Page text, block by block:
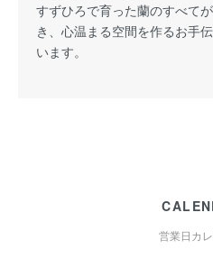
すずひろで育った蘭のすべて
き、心温まる空間を作るお手
います。
営業日カ